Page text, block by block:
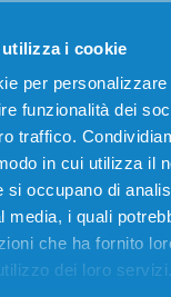
i cookie
per
funzionalità dei
traffico.
in cui utilizza il
si occupano di
media, i quali
che ha fornito
dei loro servizi.